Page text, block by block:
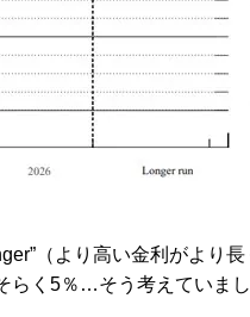
（より高い金利がより長
く5％…そう考えていまし